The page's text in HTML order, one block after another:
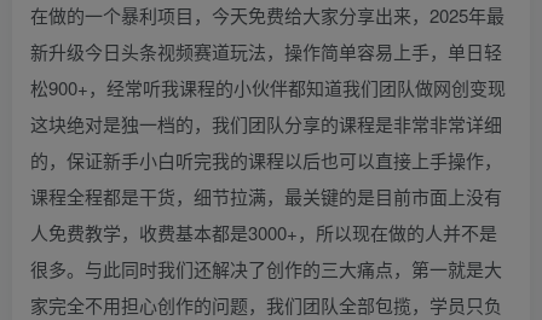
在做的一个暴利项目，今天免费给大家分享出来，2025年最
新升级今日头条视频赛道玩法，操作简单容易上手，单日轻
松900+，经常听我课程的小伙伴都知道我们团队做网创变现
这块绝对是独一档的，我们团队分享的课程是非常非常详细
的，保证新手小白听完我的课程以后也可以直接上手操作，
课程全程都是干货，细节拉满，最关键的是目前市面上没有
人免费教学，收费基本都是3000+，所以现在做的人并不是
很多。与此同时我们还解决了创作的三大痛点，第一就是大
家完全不用担心创作的问题，我们团队全部包揽，学员只负